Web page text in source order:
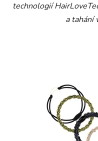
technologií
a tahání